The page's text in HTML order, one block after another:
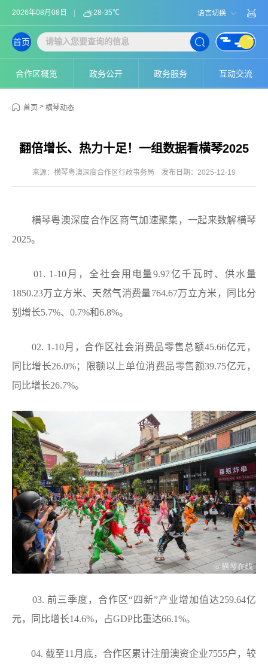
2026年08月08日 28-35℃ 语言切换
合作区概览 政务公开 政务服务 互动交流
首页
首页 > 横琴动态
翻倍增长、热力十足！一组数据看横琴2025
来源：横琴粤澳深度合作区行政事务局 发布日期：2025-12-19
横琴粤澳深度合作区商气加速聚集，一起来数解横琴
2025。
01. 1-10月，全社会用电量9.97亿千瓦时、供水量
1850.23万立方米、天然气消费量764.67万立方米，同比分
别增长5.7%、0.7%和6.8%。
02. 1-10月，合作区社会消费品零售总额45.66亿元，
同比增长26.0%；限额以上单位消费品零售额39.75亿元，
同比增长26.7%。
03. 前三季度，合作区“四新”产业增加值达259.64亿
元，同比增长14.6%，占GDP比重达66.1%。
04. 截至11月底，合作区累计注册澳资企业7555户，较